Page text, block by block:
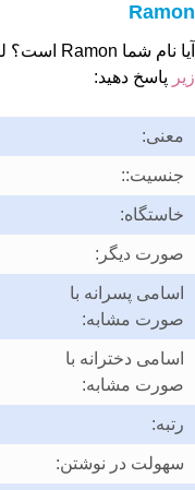
Ramon
آیا نام شما Ramon است؟ لطفا برای بهبود این پروفایل به
زیر پاسخ دهید:
معنی:
جنسیت::
خاستگاه:
صورت دیگر:
اسامی پسرانه با
صورت مشابه:
اسامی دخترانه با
صورت مشابه:
رتبه:
سهولت در نوشتن: